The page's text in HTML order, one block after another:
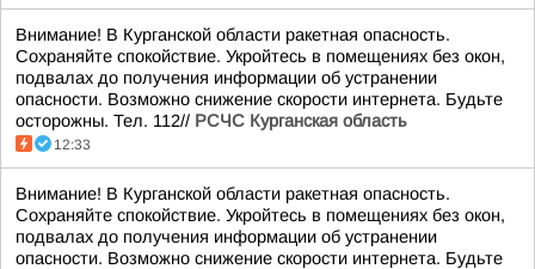
Внимание! В Курганской области ракетная опасность.
Сохраняйте спокойствие. Укройтесь в помещениях без окон,
подвалах до получения информации об устранении
опасности. Возможно снижение скорости интернета. Будьте
осторожны. Тел. 112// РСЧС Курганская область
12:33
Внимание! В Курганской области ракетная опасность.
Сохраняйте спокойствие. Укройтесь в помещениях без окон,
подвалах до получения информации об устранении
опасности. Возможно снижение скорости интернета. Будьте